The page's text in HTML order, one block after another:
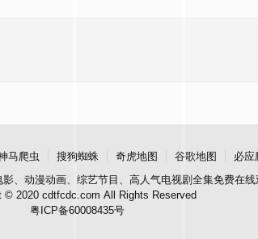
马爬虫 搜狗蜘蛛 奇虎地图 谷歌地图
必应
、动漫动画、综艺节目、高人气电视剧全集免费在线
© 2020 cdtfcdc.com All Rights Reserved
粤ICP备60008435号